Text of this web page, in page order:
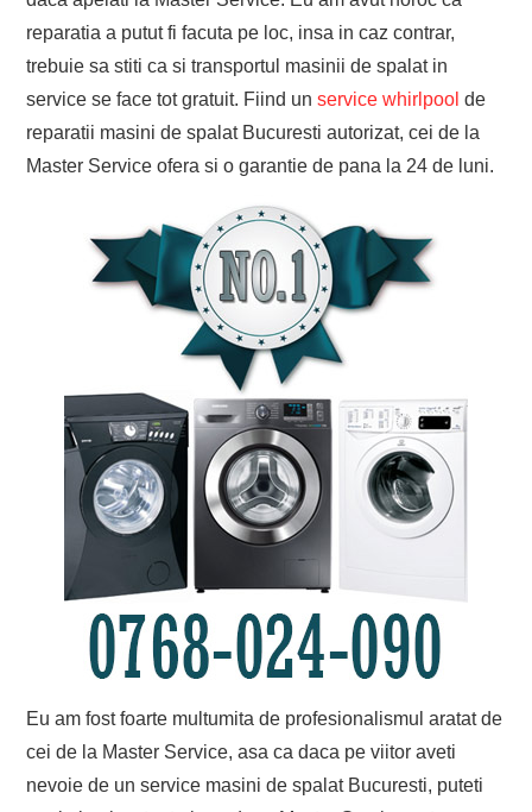
reparatia a putut fi facuta pe loc, insa in caz contrar,
trebuie sa stiti ca si transportul masinii de spalat in
service se face tot gratuit. Fiind unservice whirlpool de
reparatii masini de spalat Bucuresti autorizat, cei de la
Master Service ofera si o garantie de pana la 24 de luni.
Eu am fost foarte multumita de profesionalismul aratat de
cei de la Master Service, asa ca daca pe viitor aveti
nevoie de un service masini de spalat Bucuresti, puteti